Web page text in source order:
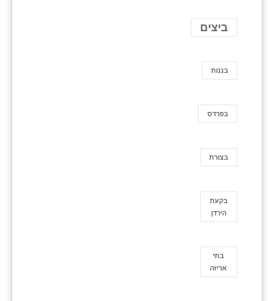
ביצים
בננות
בפרדס
בצורת
בקעת
הירדן
בתי
אריזה